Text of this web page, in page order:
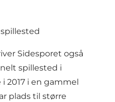
Sidesporet også
spillested i
2017 i en gammel
plads til større